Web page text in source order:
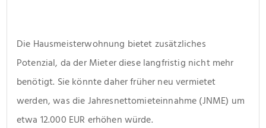
Die Hausmeisterwohnung bietet zusätzliches
Potenzial, da der Mieter diese langfristig nicht mehr
benötigt. Sie könnte daher früher neu vermietet
werden, was die Jahresnettomieteinnahme (JNME) um
etwa 12.000 EUR erhöhen würde.